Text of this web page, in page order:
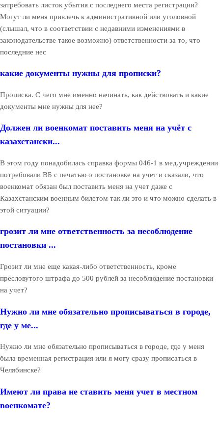
затребовать листок убытия с последнего места регистрации?
Могут ли меня привлечь к административной или уголовной
(слышал, что в соответствии с недавними изменениями в
законодательстве такое возможно) ответственности за то, что
последние нес
какие документы нужны для прописки?
Прописка. С чего мне именно начинать, как действовать и какие
документы мне нужны для нее?
Должен ли военкомат поставить меня на учёт с
казахстански...
В этом году понадобилась справка формы 046-1 в мед.учреждении
потребовали ВБ с печатью о постановке на учет и сказали, что
военкомат обязан был поставить меня на учет даже с
Казахстанским военным билетом так ли это и что можно сделать в
этой ситуации?
грозит ли мне ответственность за несоблюдение
постановки ...
Грозит ли мне еще какая-либо ответственность, кроме
пресловутого штрафа до 500 рублей за несоблюдение постановки
на учет?
Нужно ли мне обязательно прописываться в городе,
где у ме...
Нужно ли мне обязательно прописываться в городе, где у меня
была временная регистрация или я могу сразу прописаться в
Челябинске?
Имеют ли права не ставить меня учет в местном
военкомате?